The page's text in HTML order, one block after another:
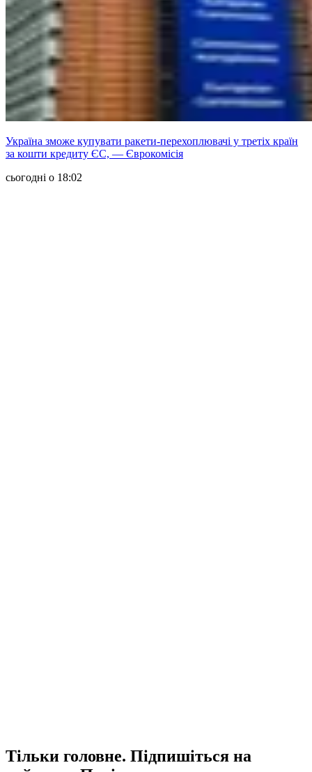
Україна зможе купувати ракети-перехоплювачі у третіх країн
за кошти кредиту ЄС, — Єврокомісія
сьогодні о 18:02
Тільки головне. Підпишіться на